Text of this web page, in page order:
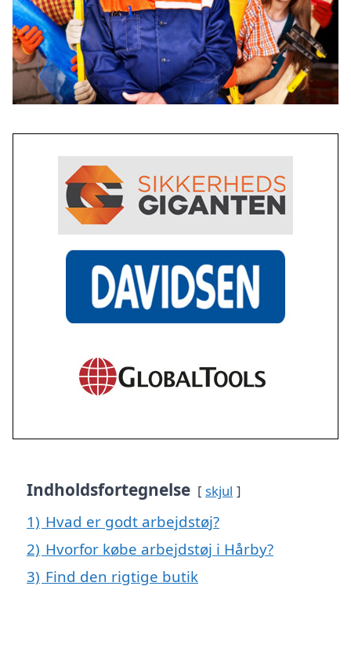
Indholdsfortegnelse skjul
1) Hvad er godt arbejdstøj?
2) Hvorfor købe arbejdstøj i Hårby?
3) Find den rigtige butik